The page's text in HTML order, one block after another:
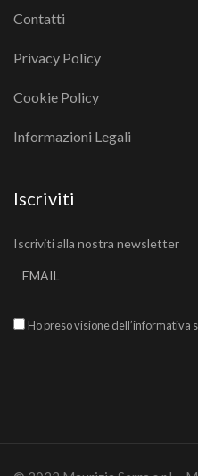
Contatti
Privacy Policy
Cookie Policy
Informazioni Legali
Iscriviti
Iscriviti alla nostra newsletter
Ho preso visione